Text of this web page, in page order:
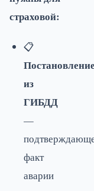
страховой:
📋
Постановление
из
ГИБДД
—
факт
аварии